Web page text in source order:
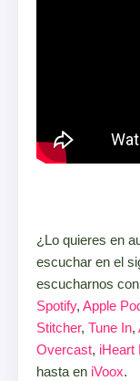
¿Lo quieres en
escuchar en el
escucharnos
Spotify, Apple
Stitcher, Tune In,
Overcast, iHeart
hasta en iVoox.